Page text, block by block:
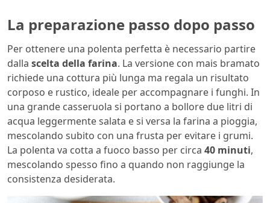
La preparazione passo dopo passo
Per ottenere una polenta perfetta è necessario partire
dalla scelta della farina. La versione con mais bramato
richiede una cottura più lunga ma regala un risultato
corposo e rustico, ideale per accompagnare i funghi. In
una grande casseruola si portano a bollore due litri di
acqua leggermente salata e si versa la farina a pioggia,
mescolando subito con una frusta per evitare i grumi.
La polenta va cotta a fuoco basso per circa 40 minuti,
mescolando spesso fino a quando non raggiunge la
consistenza desiderata.